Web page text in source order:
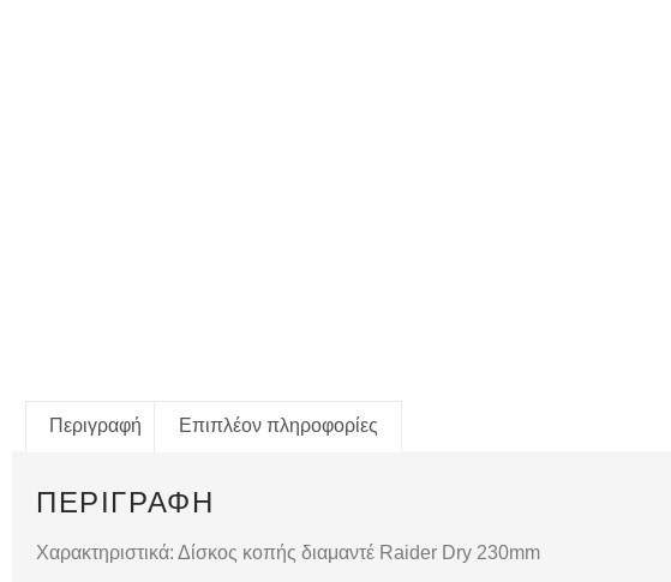
Περιγραφή Επιπλέον πληροφορίες
ΠΕΡΙΓΡΑΦΉ
Χαρακτηριστικά: Δίσκος κοπής διαμαντέ Raider Dry 230mm